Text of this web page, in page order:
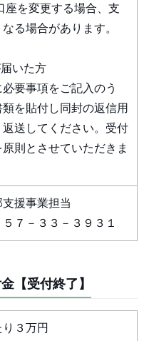
を変更する場合、支
る場合があります。
いた方
要事項をご記入のう
類を貼付し同封の返信用
送してください。受付
則とさせていただきま
援事業担当
７－３３－３９３１
【受付終了】
り３万円